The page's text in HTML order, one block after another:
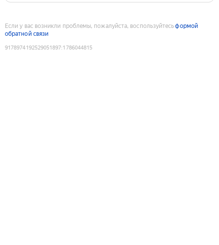
Если у вас возникли проблемы, пожалуйста, воспользуйтесьформой
обратной связи
9178974192529051897:1786044815